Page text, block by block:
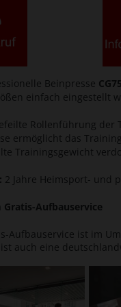
Beinpresse
einfach eingestellt
Rollenführung der
ermöglicht das
Trainingsgewicht
2 Jahre Heimsport- und
Gratis-Aufbauservice
Aufbauservice ist im
auch eine